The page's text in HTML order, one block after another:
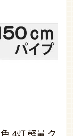
4灯 軽量 ク